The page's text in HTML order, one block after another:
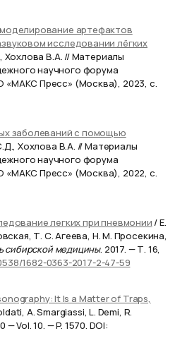
артефактов
исследовании лёгких
Хохлова В.А. // Материалы
научного форума
Пресс» (Москва), 2023, с.
заболеваний с помощью
Хохлова В.А. // Материалы
научного форума
Пресс» (Москва), 2022, с.
легких при пневмонии / Е.
Т. С. Агеева, Н. М. Просекина,
сибирской медицины. 2017. — Т. 16,
1682-0363-2017-2-47-59
It Is a Matter of Traps,
A. Smargiassi, L. Demi, R.
— Vol. 10. — P. 1570. DOI: